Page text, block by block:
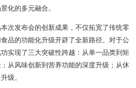
化的多元融合。
次发布会的创新成果，不仅拓宽了传统零
品的功能化升级开辟了全新路径。对于公
实现了三大突破性跨越：从单一品类到矩
从风味创新到营养功能的深度升级；从休
级。